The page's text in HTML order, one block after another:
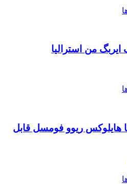
ایربگ من استرالیا
هایلوکس ریوو فومسل قابل